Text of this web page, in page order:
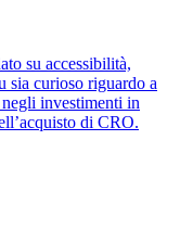
su accessibilità,
sia curioso riguardo a
investimenti in
di CRO.